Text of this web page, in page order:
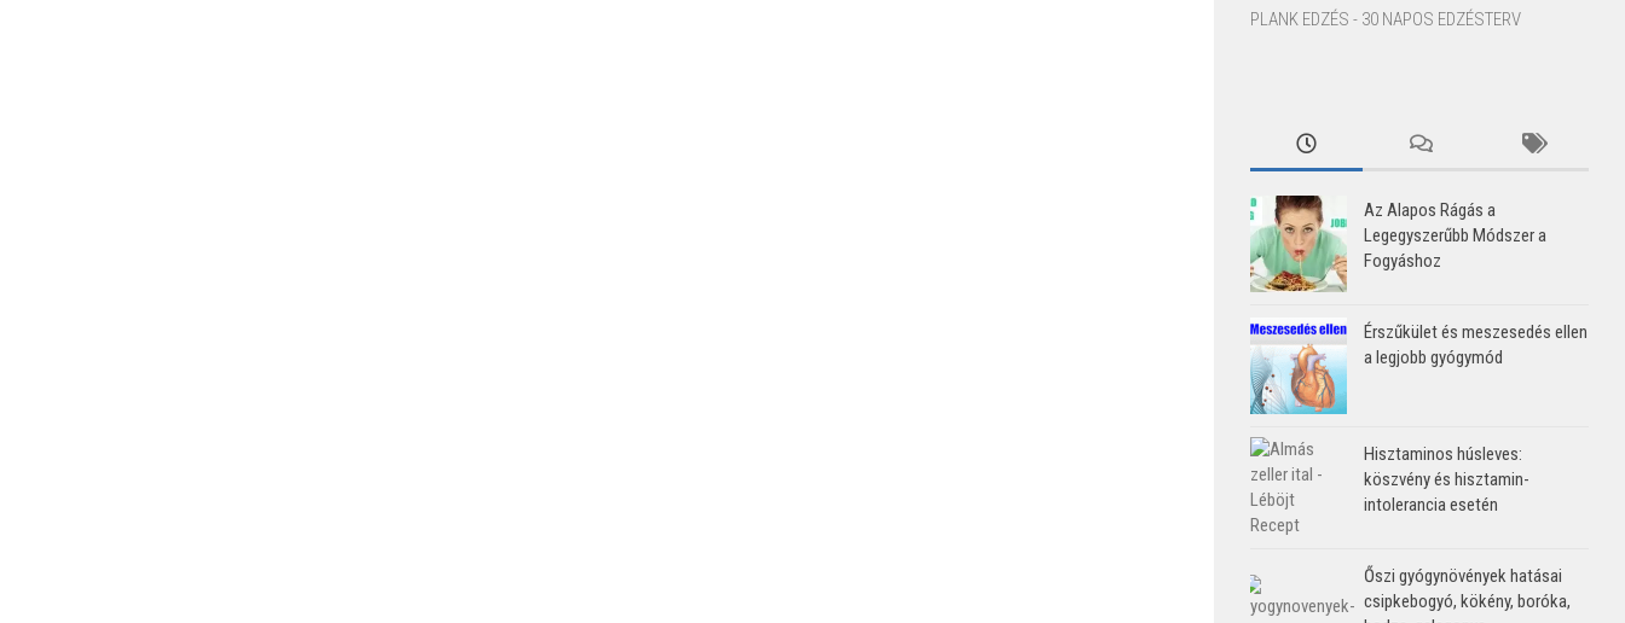
PLANK EDZÉS - 30 NAPOS EDZÉSTERV
Az Alapos Rágás a
Legegyszerűbb Módszer a
Fogyáshoz
Érszűkület és meszesedés ellen
a legjobb gyógymód
Hisztaminos húsleves:
köszvény és hisztamin-
intolerancia esetén
Őszi gyógynövények hatásai
csipkebogyó, kökény, boróka,